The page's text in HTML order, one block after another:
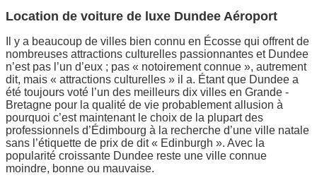
Location de voiture de luxe Dundee Aéroport
Il y a beaucoup de villes bien connu en Écosse qui offrent de
nombreuses attractions culturelles passionnantes et Dundee
n’est pas l’un d’eux ; pas « notoirement connue », autrement
dit, mais « attractions culturelles » il a. Étant que Dundee a
été toujours voté l’un des meilleurs dix villes en Grande -
Bretagne pour la qualité de vie probablement allusion à
pourquoi c’est maintenant le choix de la plupart des
professionnels d’Édimbourg à la recherche d’une ville natale
sans l’étiquette de prix de dit « Edinburgh ». Avec la
popularité croissante Dundee reste une ville connue
moindre, bonne ou mauvaise.